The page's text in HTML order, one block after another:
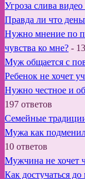
Угроза слива
Правда ли что
Нужно мнение по
чувства ко мне? -
Муж общается с
Ребенок не хочет
Нужно честное и
197 ответов
Семейные
Мужа как
10 ответов
Мужчина не хочет
Как достучаться